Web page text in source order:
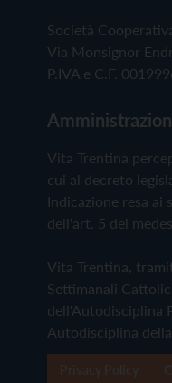
Società
Via Monsignor
P.IVA e C.F.
Vita Trentina
cui al decreto
Indicazione resa ai
dell'art. 5 del
Vita Trentina,
Settimanali
dell'Autodisciplina
Autodisciplina